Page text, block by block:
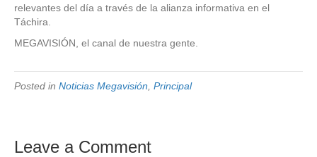
relevantes del día a través de la alianza informativa en el
Táchira.
MEGAVISIÓN, el canal de nuestra gente.
Posted in Noticias Megavisión Principal
Leave a Comment